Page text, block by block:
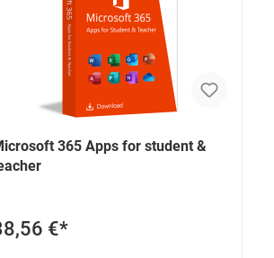
365 Apps for student &
€*